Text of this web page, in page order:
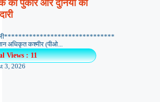
की पुकार और दुनिया की
अधिकृत कश्मीर (पीओ...
Views : 11
3, 2026